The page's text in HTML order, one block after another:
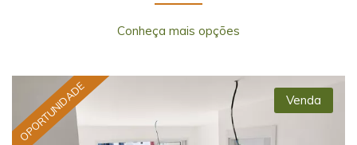
Conheça mais opções
OPORTUNIDADE Venda